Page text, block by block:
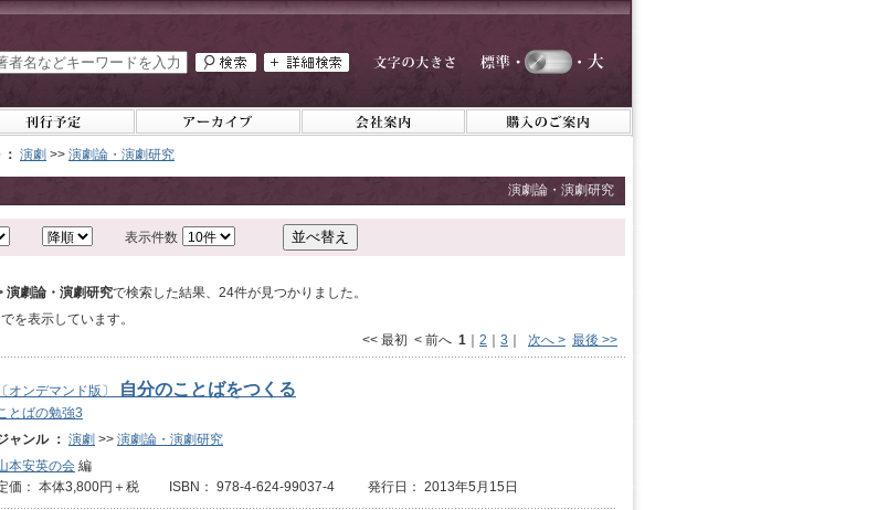
演劇 >> 演劇論・演劇研究
演劇論・演劇研究
表示件数
演劇論・演劇研究で検索した結果、24件が見つかりました。
を表示しています。
<< 最初 < 前へ 1 2 3 次へ > 最後 >>
〔オンデマンド版〕 自分のことばをつくる
とばの勉強3
ャンル ： 演劇 >> 演劇論・演劇研究
本安英の会 編
価： 本体3,800円＋税 ISBN： 978-4-624-99037-4 発行日： 2013年5月15日